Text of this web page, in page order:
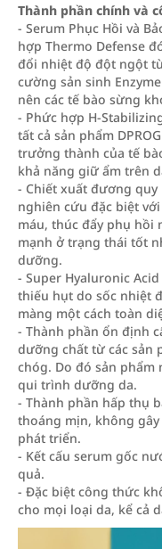
Thành phần chính và
- Serum Phục Hồi và
hợp Thermo Defense
đổi nhiệt độ đột ngột
cường sản sinh
nên các tế bào sừng
- Phức hợp H-
tất cả sản phẩm
trưởng thành của tế
khả năng giữ ẩm trên
- Chiết xuất đương
nghiên cứu đặc biệt
máu, thúc đẩy phụ hồi
mạnh ở trạng thái tốt
dưỡng.
- Super Hyaluronic
thiếu hụt do sốc nhiệt
màng một cách toàn
- Thành phần ổn định
dưỡng chất từ các sản
chóg. Do đó sản
qui trình dưỡng da.
- Thành phần hấp thụ
thoáng mịn, không
phát triển.
- Kết cấu serum gốc
quả.
- Đặc biệt công thức
cho mọi loại da, kể cả